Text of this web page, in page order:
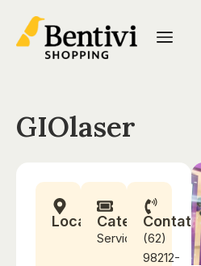
GIOlaser
LocalizaçãoCategoria
Serviços
Contato
(62)
98212-